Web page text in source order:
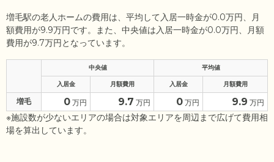
増毛駅の老人ホームの費用は、平均して入居一時金が0.0万円、月
額費用が9.9万円です。また、中央値は入居一時金が0.0万円、月額
費用が9.7万円となっています。
中央値 平均値
入居金 月額費用 入居金 月額費用
増毛 0 万円 9.7 万円 0 万円 9.9 万円
※施設数が少ないエリアの場合は対象エリアを周辺まで広げて費用相
場を算出しています。